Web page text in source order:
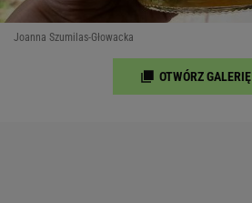
Joanna Szumilas-Głowacka
OTWÓRZ GALERIĘ